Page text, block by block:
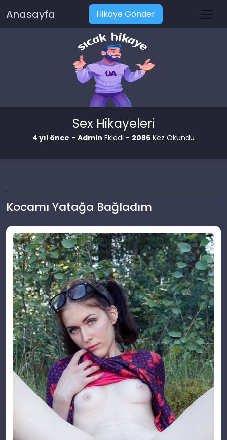
Anasayfa Hikaye Gönder
Sex Hikayeleri
4 yıl önce - Admin Ekledi - 2086 Kez Okundu
Kocamı Yatağa Bağladım